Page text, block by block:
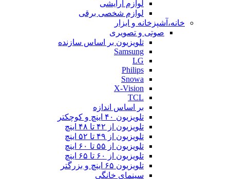
لوازم آرایشی
لوازم شخصی برقی
خانه،آشپزخانه و ابزار
صوتی و تصویری
تلویزیون بر اساس سازنده
Samsung
LG
Philips
Snowa
X-Vision
TCL
بر اساس اندازه
تلویزیون ۴۰ اینچ و کوچکتر
تلویزیون از ۴۲ تا ۴۸ اینچ
تلویزیون از ۴۹ تا ۵۲ اینچ
تلویزیون از ۵۵ تا ۶۰ اینچ
تلویزیون از ۶۰ تا ۶۵ اینچ
تلویزیون ۶۵ اینچ و بزرگتر
سینمای خانگی